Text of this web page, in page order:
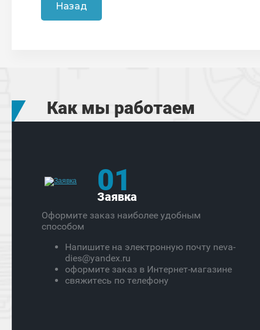
Назад
Как мы работаем
01
Заявка
Оформите заказ наиболее удобным
способом
Напишите на электронную почту neva-
dies@yandex.ru
оформите заказ в Интернет-магазине
свяжитесь по телефону